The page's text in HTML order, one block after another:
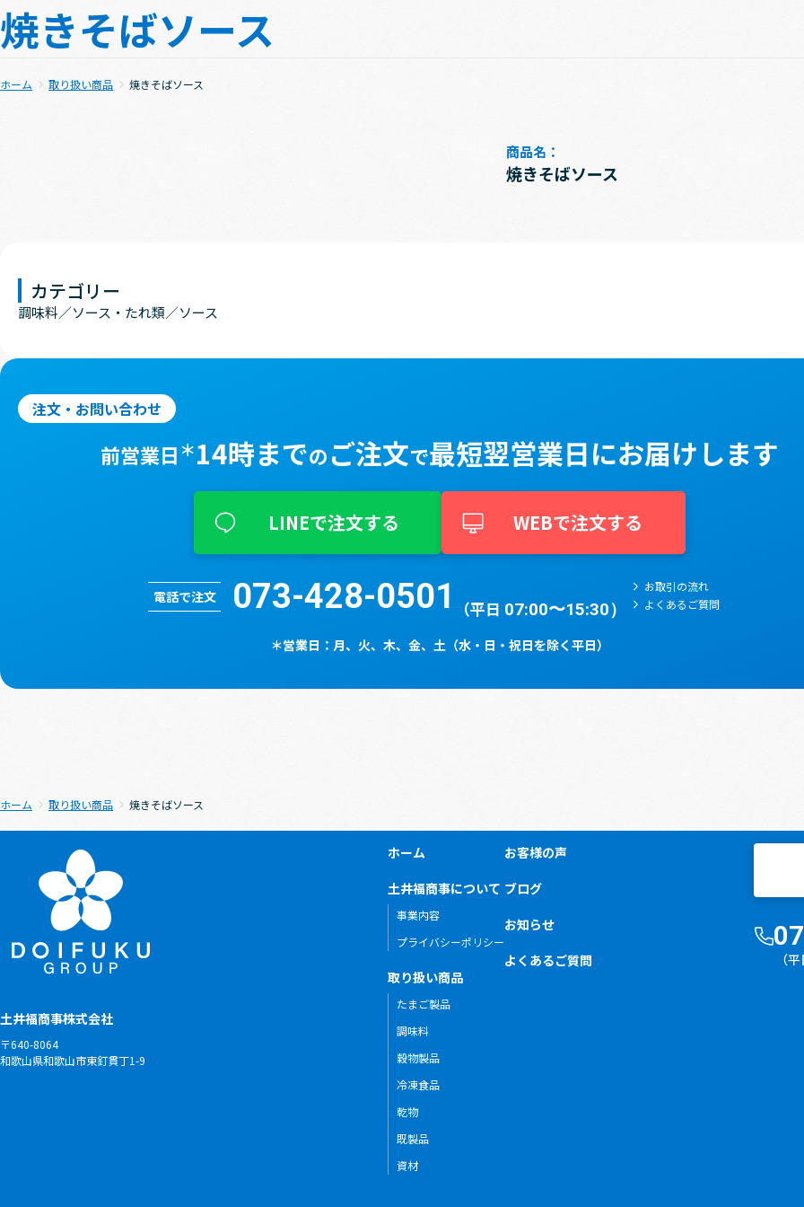
焼きそばソース
ホーム 取り扱い商品 焼きそばソース
商品名：
焼きそばソース
カテゴリー
調味料 ソース・たれ類 ソース
注文・お問い合わせ
前営業日 ＊14時までのご注文で最短翌営業⽇にお届けします
LINEで注文する WEBで注文する
電話で注文 073-428-0501​ （平日 07:00〜15:30）
お取引の流れ
よくあるご質問
＊営業⽇：⽉、⽕、⽊、⾦、⼟（⽔・⽇・祝⽇を除く平⽇）
ホーム 取り扱い商品 焼きそばソース
土井福商事株式会社
〒640-8064
和歌山県和歌山市東釘貫丁1-9
（
ホーム
土井福商事について
事業内容
プライバシーポリシー
取り扱い商品
たまご製品
調味料
穀物製品
冷凍食品
乾物
既製品
資材
お客様の声
ブログ
お知らせ
よくあるご質問